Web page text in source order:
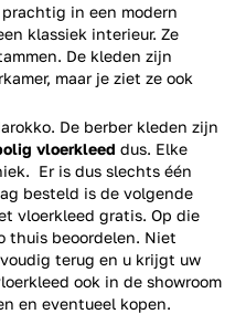
in een modern
klassiek interieur. Ze
De kleden zijn
maar je ziet ze ook
De berber kleden zijn
vloerkleed dus. Elke
Er is dus slechts één
besteld is de volgende
vloerkleed gratis. Op die
thuis beoordelen. Niet
terug en u krijgt uw
ook in de showroom
en eventueel kopen.